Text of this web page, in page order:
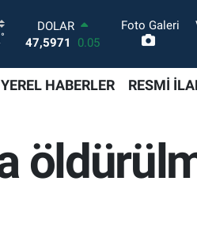
°
DOLAR
47,5971
0.05
STERLİN
6527.85
0.54
BİST100
13.703 0
Foto Galeri
YEREL HABERLER RESMİ